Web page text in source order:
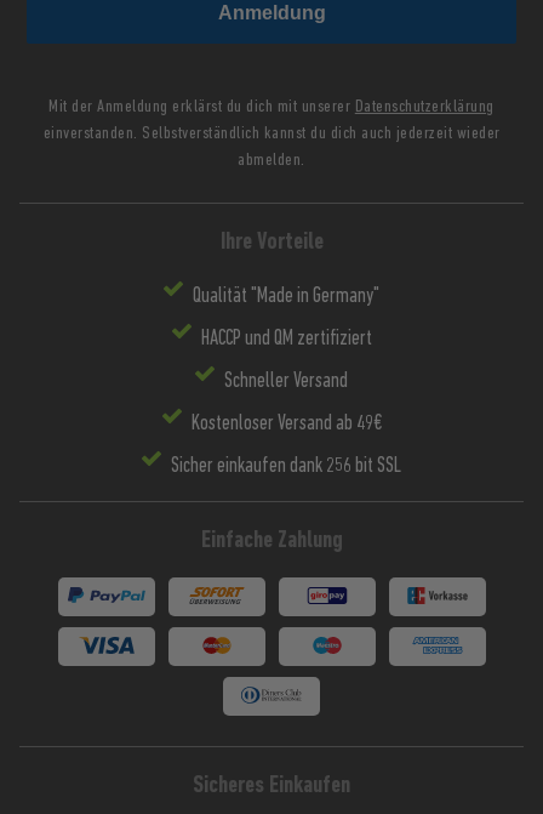
Anmeldung
Mit der Anmeldung erklärst du dich mit unserer Datenschutzerklärung
einverstanden. Selbstverständlich kannst du dich auch jederzeit wieder
abmelden.
Ihre Vorteile
Qualität "Made in Germany"
HACCP und QM zertifiziert
Schneller Versand
Kostenloser Versand ab 49€
Sicher einkaufen dank 256 bit SSL
Einfache Zahlung
Sicheres Einkaufen